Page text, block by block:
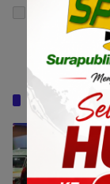
Simpan
peramban
Baca Juga